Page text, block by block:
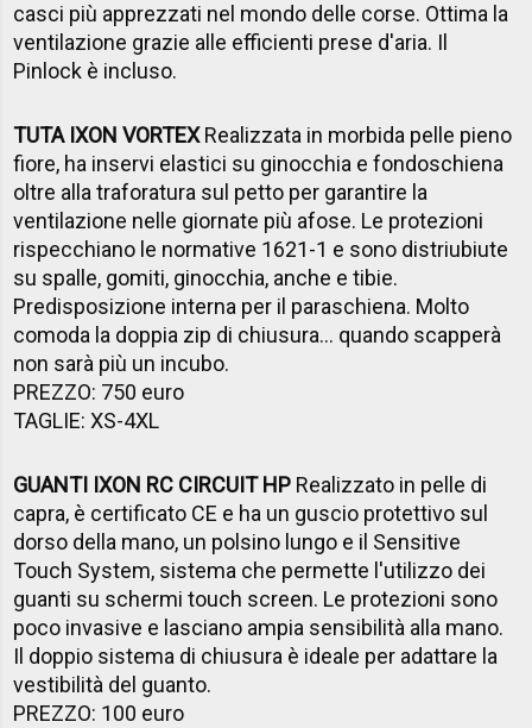
casci più apprezzati nel mondo delle corse. Ottima la
ventilazione grazie alle efficienti prese d'aria. Il
Pinlock è incluso.
TUTA IXON VORTEXRealizzata in morbida pelle pieno
fiore, ha inservi elastici su ginocchia e fondoschiena
oltre alla traforatura sul petto per garantire la
ventilazione nelle giornate più afose. Le protezioni
rispecchiano le normative 1621-1 e sono distriubiute
su spalle, gomiti, ginocchia, anche e tibie.
Predisposizione interna per il paraschiena. Molto
comoda la doppia zip di chiusura... quando scapperà
non sarà più un incubo.
PREZZO: 750 euro
TAGLIE: XS-4XL
GUANTI IXON RC CIRCUIT HP Realizzato in pelle di
capra, è certificato CE e ha un guscio protettivo sul
dorso della mano, un polsino lungo e il Sensitive
Touch System, sistema che permette l'utilizzo dei
guanti su schermi touch screen. Le protezioni sono
poco invasive e lasciano ampia sensibilità alla mano.
Il doppio sistema di chiusura è ideale per adattare la
vestibilità del guanto.
PREZZO: 100 euro